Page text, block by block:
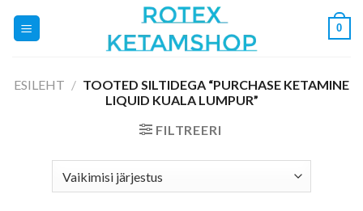
0
ESILEHT / TOOTED SILTIDEGA “PURCHASE KETAMINE
LIQUID KUALA LUMPUR”
FILTREERI